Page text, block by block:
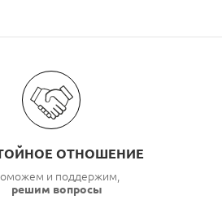
ОТНОШЕНИЕ
и поддержим,
решим вопросы